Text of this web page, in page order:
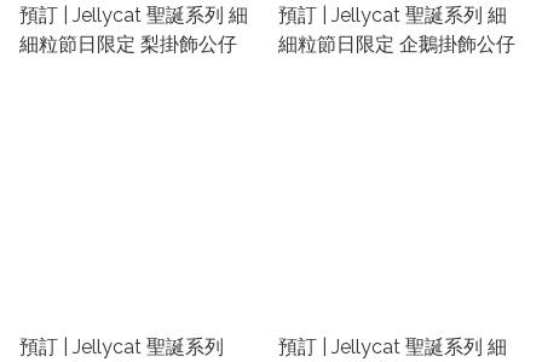
預訂 | Jellycat 聖誕系列 細
細粒節日限定 梨掛飾公仔
預訂 | Jellycat 聖誕系列 細
細粒節日限定 企鵝掛飾公仔
預訂 | Jellycat 聖誕系列
預訂 | Jellycat 聖誕系列 細